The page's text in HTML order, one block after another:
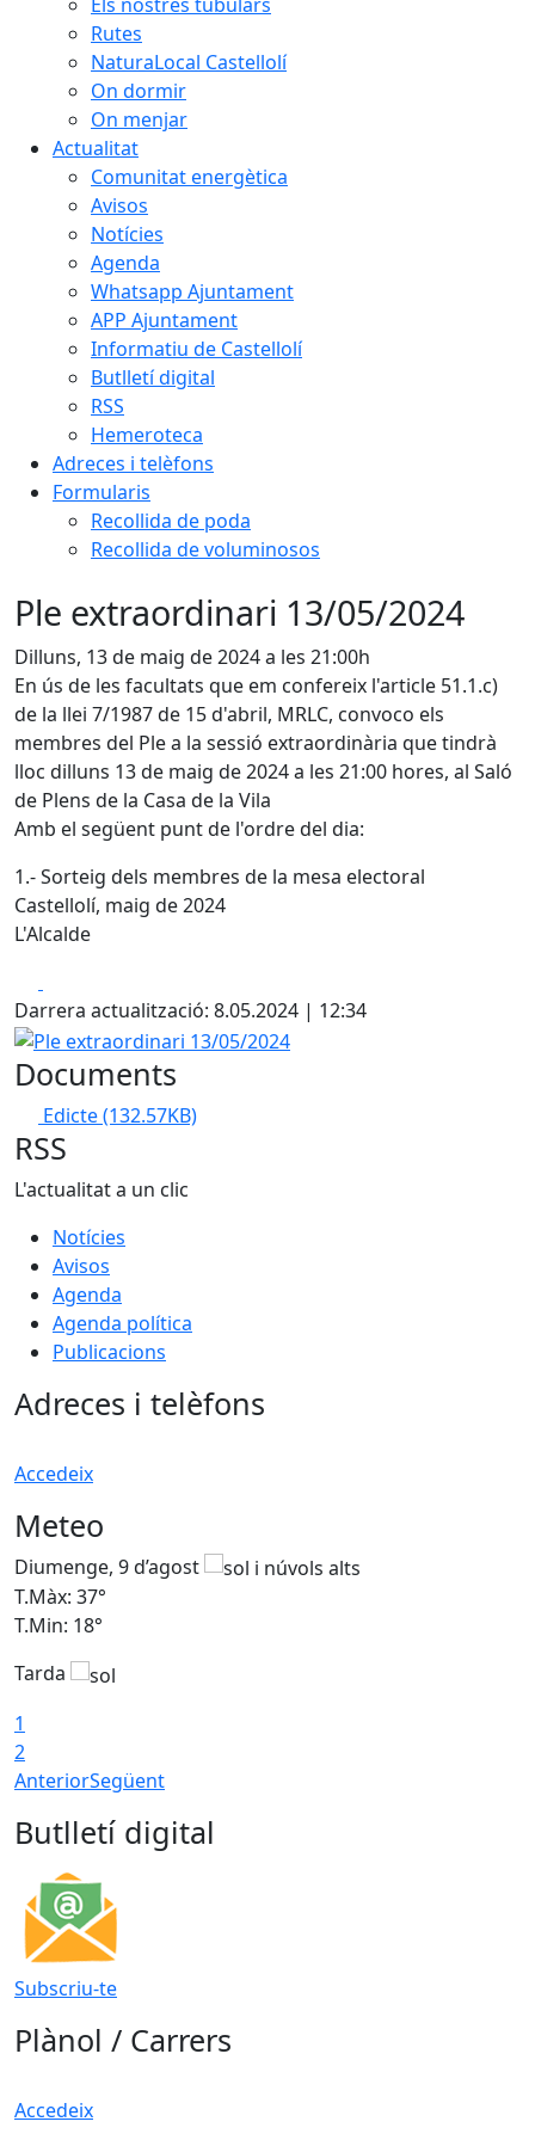
Rutes
NaturaLocal Castellolí
On dormir
On menjar
Actualitat
Comunitat energètica
Avisos
Notícies
Agenda
Whatsapp Ajuntament
APP Ajuntament
Informatiu de Castellolí
Butlletí digital
RSS
Hemeroteca
Adreces i telèfons
Formularis
Recollida de poda
Recollida de voluminosos
Ple extraordinari 13/05/2024
Dilluns, 13 de maig de 2024 a les 21:00h
En ús de les facultats que em confereix l'article 51.1.c)
de la llei 7/1987 de 15 d'abril, MRLC, convoco els
membres del Ple a la sessió extraordinària que tindrà
lloc dilluns 13 de maig de 2024 a les 21:00 hores, al Saló
de Plens de la Casa de la Vila
Amb el següent punt de l'ordre del dia:
1.- Sorteig dels membres de la mesa electoral
Castellolí, maig de 2024
L'Alcalde
Darrera actualització: 8.05.2024 | 12:34
Ple extraordinari 13/05/2024
Documents
Edicte(132.57KB)
RSS
L'actualitat a un clic
Notícies
Avisos
Agenda
Agenda política
Publicacions
Adreces i telèfons
Accedeix
Meteo
Diumenge, 9 d’agost
T.Màx: 37°
T.Min: 18°
Tarda
1
2
AnteriorSegüent
Butlletí digital
Subscriu-te
Plànol / Carrers
Accedeix